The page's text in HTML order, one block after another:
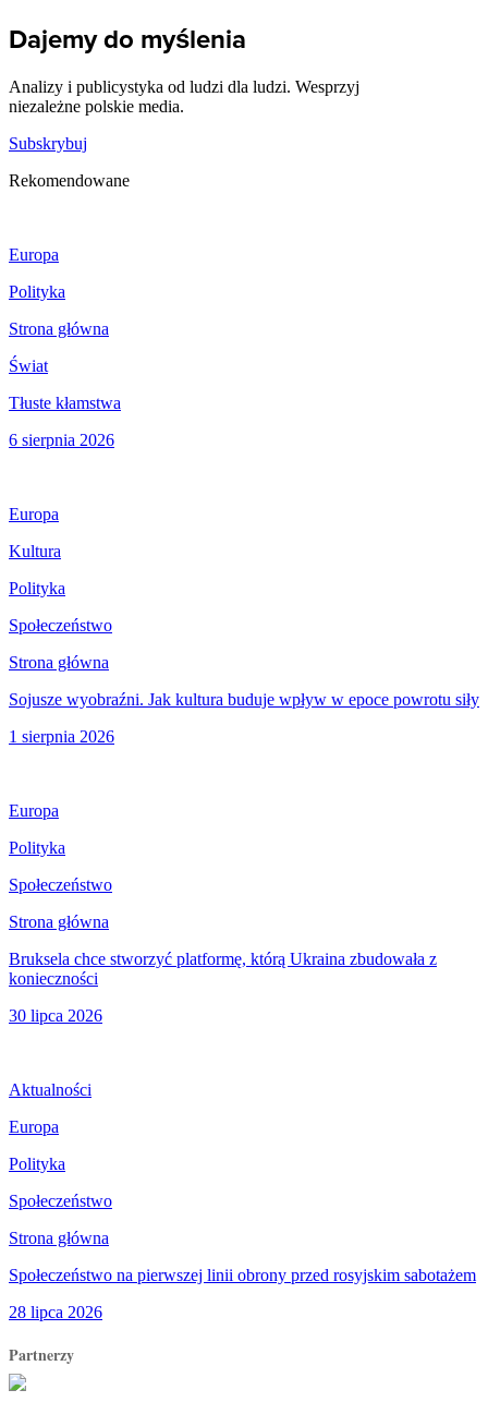
Dajemy do myślenia
Analizy i publicystyka od ludzi dla ludzi. Wesprzyj
niezależne polskie media.
Subskrybuj
Rekomendowane
Europa
Polityka
Strona główna
Świat
Tłuste kłamstwa
6 sierpnia 2026
Europa
Kultura
Polityka
Społeczeństwo
Strona główna
Sojusze wyobraźni. Jak kultura buduje wpływ w epoce powrotu siły
1 sierpnia 2026
Europa
Polityka
Społeczeństwo
Strona główna
Bruksela chce stworzyć platformę, którą Ukraina zbudowała z
konieczności
30 lipca 2026
Aktualności
Europa
Polityka
Społeczeństwo
Strona główna
Społeczeństwo na pierwszej linii obrony przed rosyjskim sabotażem
28 lipca 2026
Partnerzy